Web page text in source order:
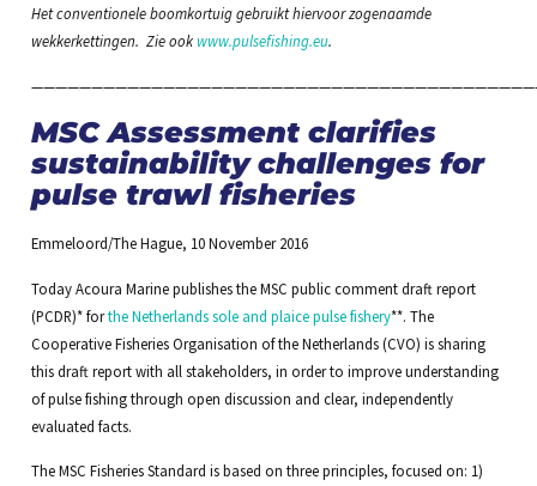
Het conventionele boomkortuig gebruikt hiervoor zogenaamde
wekkerkettingen. Zie ook www.pulsefishing.eu.
MSC Assessment clarifies
sustainability challenges for
pulse trawl fisheries
Emmeloord/The Hague, 10 November 2016
Today Acoura Marine publishes the MSC public comment draft report
(PCDR)* forthe Netherlands sole and plaice pulse fishery**. The
Cooperative Fisheries Organisation of the Netherlands (CVO) is sharing
this draft report with all stakeholders, in order to improve understanding
of pulse fishing through open discussion and clear, independently
evaluated facts.
The MSC Fisheries Standard is based on three principles, focused on: 1)